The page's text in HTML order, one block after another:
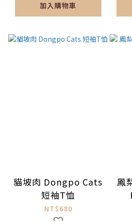
加入購物車
貓坡肉 Dongpo Cats
短袖T恤
NT$680
鳳梨貓